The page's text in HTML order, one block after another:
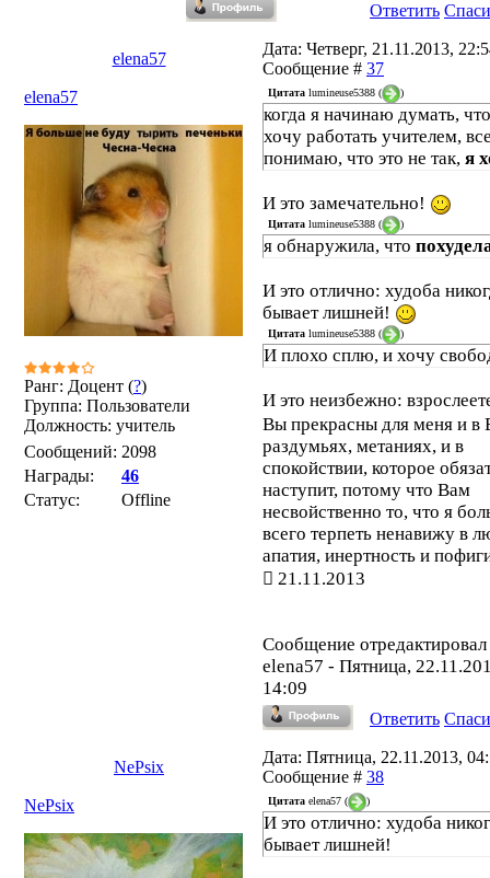
Ответить
elena57
Дата: Четверг, 21.11.2013,
Сообщение # 37
elena57
Ранг: Доцент (?)
Группа: Пользователи
Должность: учитель
Сообщений: 2098
Награды:
46
Статус:
Offline
Цитата lumineuse5388 ( )
когда я начинаю думать,
хочу работать учителем,
понимаю, что это не так, я
И это замечательно!
Цитата lumineuse5388 ( )
я обнаружила, что
И это отлично: худоба
бывает лишней!
Цитата lumineuse5388 ( )
И плохо сплю, и хочу
И это неизбежно:
Вы прекрасны для меня и в
раздумьях, метаниях, и в
спокойствии, которое
наступит, потому что Вам
несвойственно то, что я
всего терпеть ненавижу в
апатия, инертность и
21.11.2013
Сообщение отредактировал
elena57 - Пятница,
14:09
Ответить
NePsix
Дата: Пятница, 22.11.2013,
Сообщение # 38
NePsix
Цитата elena57 ( )
И это отлично: худоба
бывает лишней!